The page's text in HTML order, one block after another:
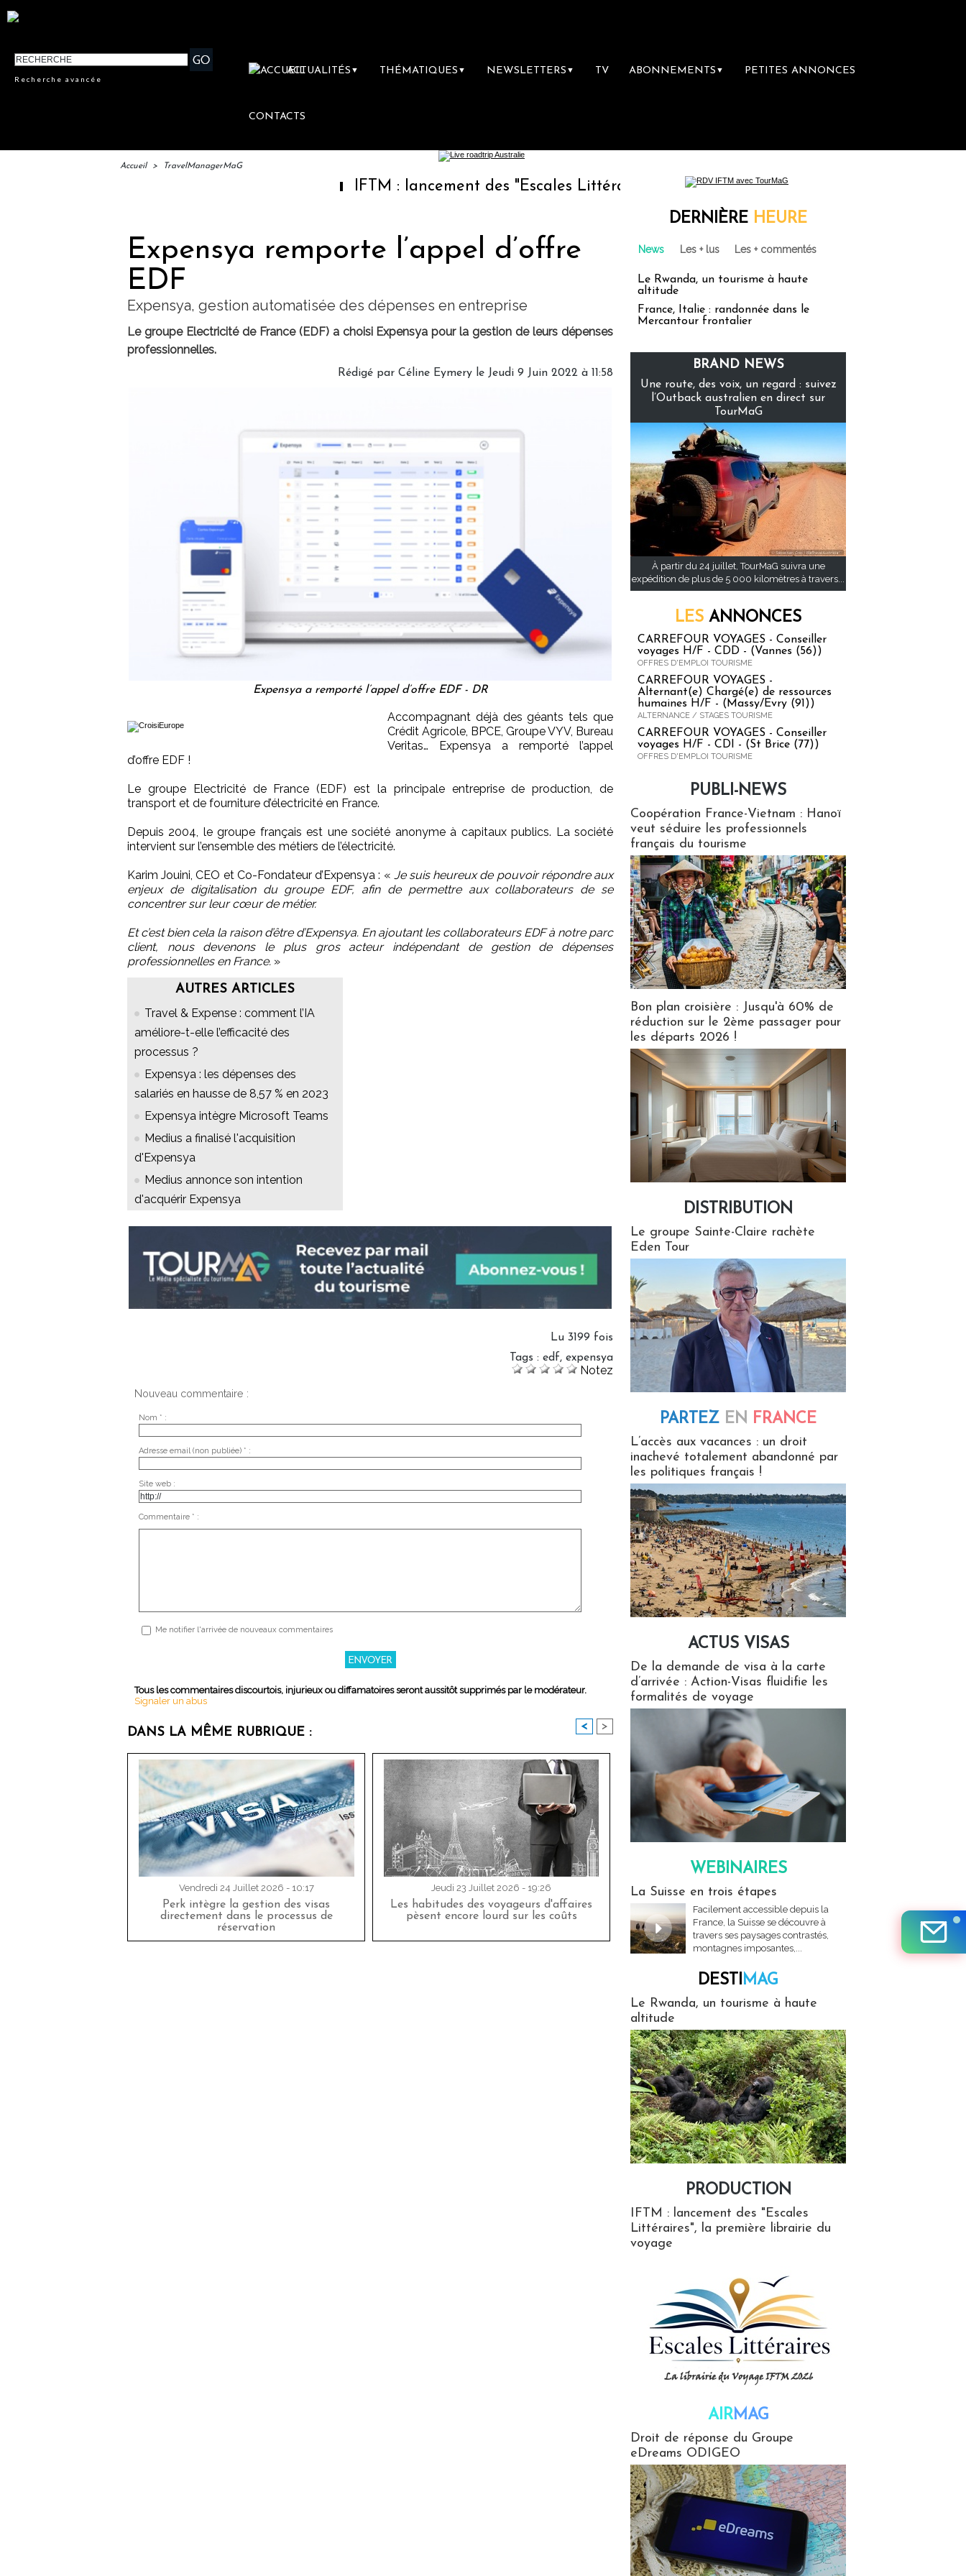
Recherche avancée
ACTUALITÉS ▼ THÉMATIQUES ▼ NEWSLETTERS ▼ TV ABONNEMENTS ▼ PETITES ANNONCES
CONTACTS
Accueil > TravelManagerMaG
IFTM : lancement des "Escales Littéraires", la première librairie du voyage
Expensya remporte l’appel d’offre
EDF
Expensya, gestion automatisée des dépenses en entreprise
Le groupe Electricité de France (EDF) a choisi Expensya pour la gestion de leurs dépenses
professionnelles.
Rédigé par Céline Eymery le Jeudi 9 Juin 2022 à 11:58
Expensya a remporté l’appel d’offre EDF - DR
Accompagnant déjà des géants tels que
Crédit Agricole, BPCE, Groupe VYV, Bureau
Veritas… Expensya a remporté l’appel
d’offre EDF !
Le groupe Electricité de France (EDF) est la principale entreprise de production, de
transport et de fourniture d’électricité en France.
Depuis 2004, le groupe français est une société anonyme à capitaux publics. La société
intervient sur l’ensemble des métiers de l’électricité.
Karim Jouini, CEO et Co-Fondateur d’Expensya : « Je suis heureux de pouvoir répondre aux
enjeux de digitalisation du groupe EDF, afin de permettre aux collaborateurs de se
concentrer sur leur cœur de métier.
Et c’est bien cela la raison d’être d’Expensya. En ajoutant les collaborateurs EDF à notre parc
client, nous devenons le plus gros acteur indépendant de gestion de dépenses
professionnelles en France. »
AUTRES ARTICLES
Travel & Expense : comment l’IA
améliore-t-elle l’efficacité des
processus ?
Expensya : les dépenses des
salariés en hausse de 8,57 % en 2023
Expensya intègre Microsoft Teams
Medius a finalisé l'acquisition
d'Expensya
Medius annonce son intention
d'acquérir Expensya
Lu 3199 fois
Tags : edf, expensya
Notez
Nouveau commentaire :
Nom * :
Adresse email (non publiée) * :
Site web :
Commentaire * :
Me notifier l'arrivée de nouveaux commentaires
Tous les commentaires discourtois, injurieux ou diffamatoires seront aussitôt supprimés par le modérateur.
Signaler un abus
DANS LA MÊME RUBRIQUE : < >
Vendredi 24 Juillet 2026 - 10:17
Perk intègre la gestion des visas
directement dans le processus de
réservation
Jeudi 23 Juillet 2026 - 19:26
Les habitudes des voyageurs d'affaires
pèsent encore lourd sur les coûts
DERNIÈRE HEURE
News Les + lus Les + commentés
Le Rwanda, un tourisme à haute
altitude
France, Italie : randonnée dans le
Mercantour frontalier
BRAND NEWS
Une route, des voix, un regard : suivez
l’Outback australien en direct sur
TourMaG
À partir du 24 juillet, TourMaG suivra une
expédition de plus de 5 000 kilomètres à travers...
LES ANNONCES
CARREFOUR VOYAGES - Conseiller
voyages H/F - CDD - (Vannes (56))
OFFRES D'EMPLOI TOURISME
CARREFOUR VOYAGES -
Alternant(e) Chargé(e) de ressources
humaines H/F - (Massy/Evry (91))
ALTERNANCE / STAGES TOURISME
CARREFOUR VOYAGES - Conseiller
voyages H/F - CDI - (St Brice (77))
OFFRES D'EMPLOI TOURISME
PUBLI-NEWS
Coopération France-Vietnam : Hanoï
veut séduire les professionnels
français du tourisme
Bon plan croisière : Jusqu'à 60% de
réduction sur le 2ème passager pour
les départs 2026 !
DISTRIBUTION
Le groupe Sainte-Claire rachète
Eden Tour
PARTEZ EN FRANCE
L’accès aux vacances : un droit
inachevé totalement abandonné par
les politiques français !
ACTUS VISAS
De la demande de visa à la carte
d’arrivée : Action-Visas fluidifie les
formalités de voyage
WEBINAIRES
La Suisse en trois étapes
Facilement accessible depuis la
France, la Suisse se découvre à
travers ses paysages contrastés,
montagnes imposantes,...
DESTIMAG
Le Rwanda, un tourisme à haute
altitude
PRODUCTION
IFTM : lancement des "Escales
Littéraires", la première librairie du
voyage
AIRMAG
Droit de réponse du Groupe
eDreams ODIGEO